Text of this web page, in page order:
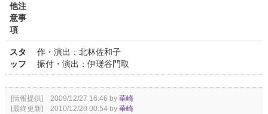
他注
意事
項
スタ
ッフ
作・演出：北林佐和子
振付・演出：伊瑳谷門取
[情報提供] 2009/12/27 16:46 by 華崎
[最終更新] 2010/12/20 00:54 by 華崎